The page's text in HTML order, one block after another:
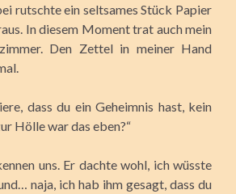
rutschte ein seltsames Stück Papier
In diesem Moment trat auch mein
Den Zettel in meiner Hand
dass du ein Geheimnis hast, kein
Hölle war das eben?“
uns. Er dachte wohl, ich wüsste
naja, ich hab ihm gesagt, dass du